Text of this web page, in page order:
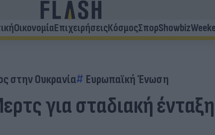
ΟικονομίαΕπιχειρήσειςΚόσμοςΣπορShowbiz
στην Ουκρανία Ευρωπαϊκή Ένωση
για σταδιακή